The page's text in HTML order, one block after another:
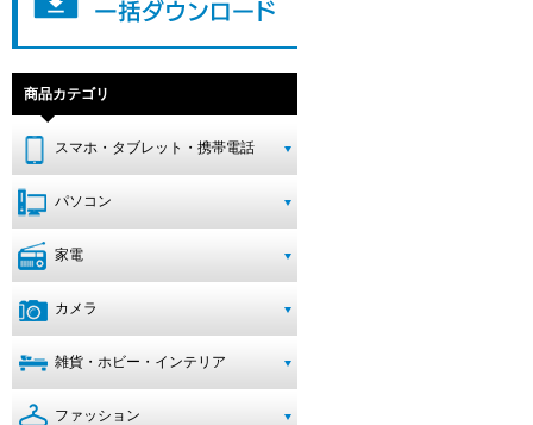
商品カテゴリ
スマホ・タブレット・携帯電話
パソコン
家電
カメラ
雑貨・ホビー・インテリア
ファッション